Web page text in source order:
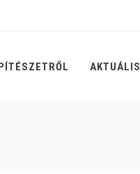
AKTUÁLIS